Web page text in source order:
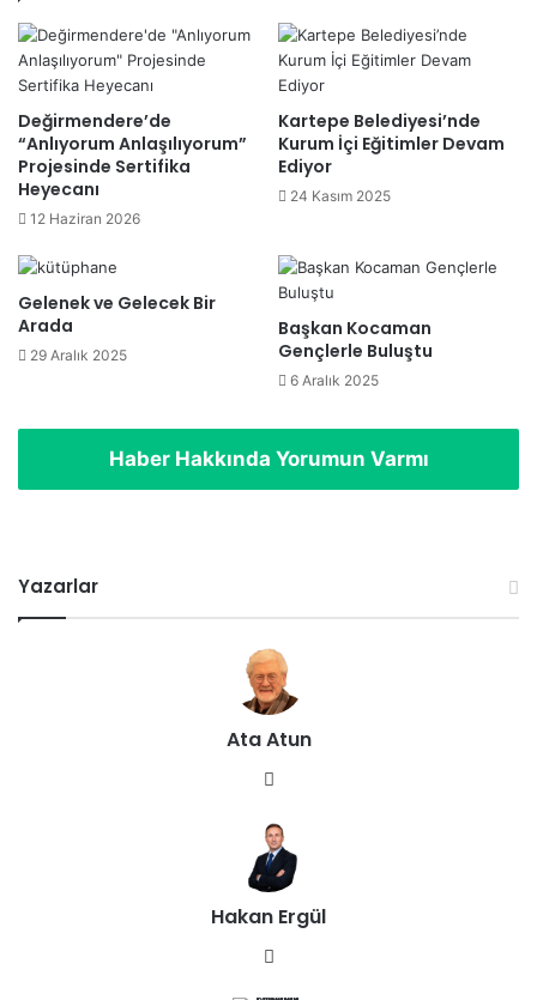
Değirmendere’de
“Anlıyorum Anlaşılıyorum”
Projesinde Sertifika
Heyecanı
12 Haziran 2026
Kartepe Belediyesi’nde
Kurum İçi Eğitimler Devam
Ediyor
24 Kasım 2025
Gelenek ve Gelecek Bir
Arada
29 Aralık 2025
Başkan Kocaman
Gençlerle Buluştu
6 Aralık 2025
Haber Hakkında Yorumun Varmı
Yazarlar
Ata Atun
esi
Hakan Ergül